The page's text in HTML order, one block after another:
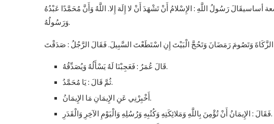
أساسيقَالَ رَسُولُ اللَّهِ : الإِسْلامُ أَنْ تَشْهَدَ أَنْ لا إِلَهَ إِلا. اللَّهُ وَأَنَّ مُحَمَّدًا عَبْدُهُ
وَرَسُولُهُ.
قَالَ عُمَرُ : فَعَجِبْنَا لَهُ يَسْأَلُهُ وَيُصَدِّقُهُ.
ثُمَّ قَالَ : يَا مُحَمَّدُ.
أَخْبِرْنِي عَنِ الإِيمَانِ مَا الإِيمَانُ.
فَقَالَ : الإِيمَانُ أَنْ تُؤْمِنَ بِاللَّهِ وَمَلائِكَتِهِ وَكُتُبِهِ وَرُسُلِهِ وَالْيَوْمِ الآخِرِ وَالْقَدَرِ.